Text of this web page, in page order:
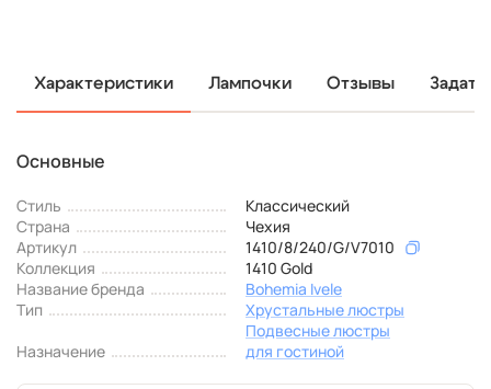
Характеристики Лампочки Отзывы
Основные
Стиль
Классический
Страна
Чехия
Артикул
1410/8/240/G/V7010
Коллекция
1410 Gold
Название бренда
Bohemia Ivele
Тип
Хрустальные люстры
Подвесные люстры
Назначение
для гостиной